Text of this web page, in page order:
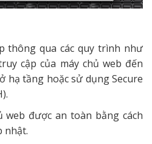
thông qua các quy trình như
cập của máy chủ web đến
hạ tầng hoặc sử dụng Secure
web được an toàn bằng cách
nhật.